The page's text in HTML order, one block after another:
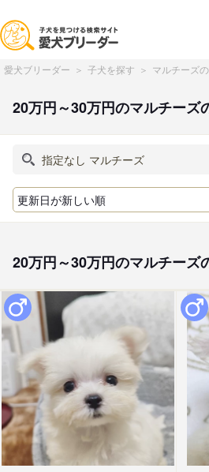
愛犬ブリーダー 子犬を探す マルチーズ
20万円～30万円のマルチーズ
20万円～30万円のマルチーズ